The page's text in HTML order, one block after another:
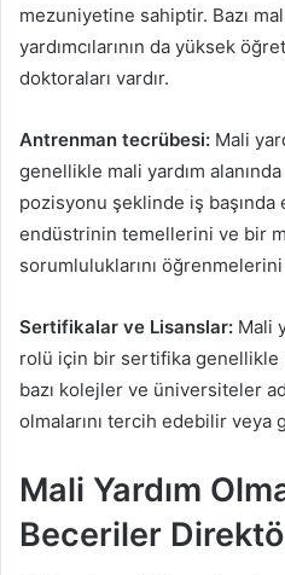
mezuniyetine sahiptir. Bazı
yardımcılarının da yüksek
doktoraları vardır.
Antrenman tecrübesi: Mali
genellikle mali yardım
pozisyonu şeklinde iş başında
endüstrinin temellerini ve bir
sorumluluklarını
Sertifikalar ve Lisanslar: Mali
rolü için bir sertifika genellikle
bazı kolejler ve üniversiteler
olmalarını tercih edebilir veya
Mali Yardım
Beceriler